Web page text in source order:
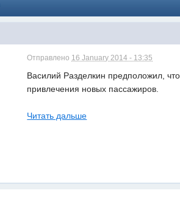
Отправлено 16 January 2014 - 13:35
Василий Разделкин предположил,
привлечения новых пассажиров.
Читать дальше